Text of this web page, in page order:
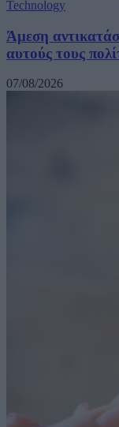
Technology
Άμεση
αυτούς τους
07/08/2026